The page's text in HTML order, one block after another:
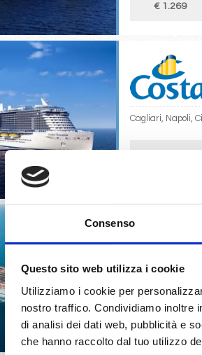
Consenso
Questo sito web utilizza i cookie
Utilizziamo i cookie per
nostro traffico. Condividiamo inoltre
di analisi dei dati web, pubblicità e
che hanno raccolto dal tuo utilizzo
€ 1.269
Cagliari, Napoli,
Pireo, Kusadasi,
16/09/2027
€ 1.187